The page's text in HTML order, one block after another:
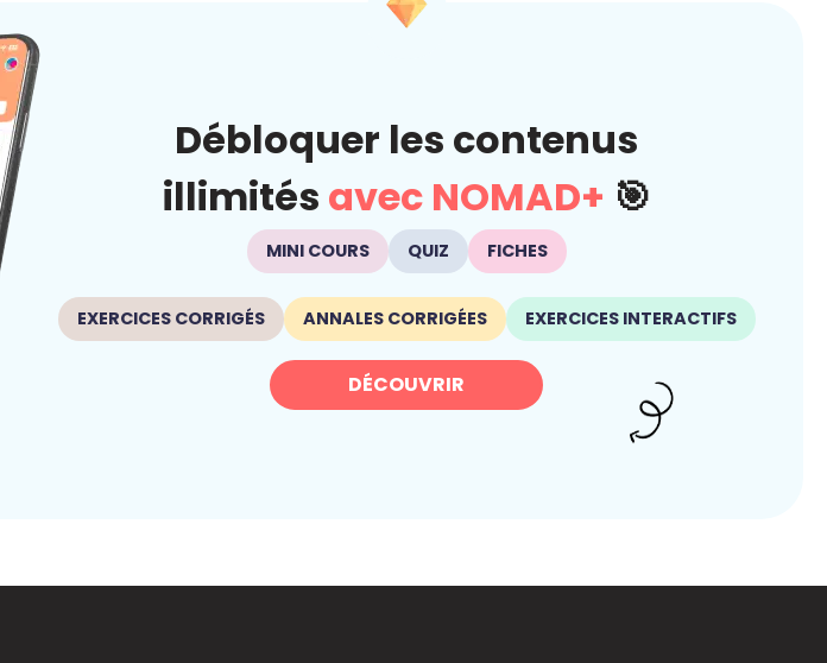
Débloquer les contenus
illimités avec NOMAD+ 🎯
MINI COURS QUIZ FICHES
EXERCICES CORRIGÉS ANNALES CORRIGÉES EXERCICES INTERACTIFS
DÉCOUVRIR